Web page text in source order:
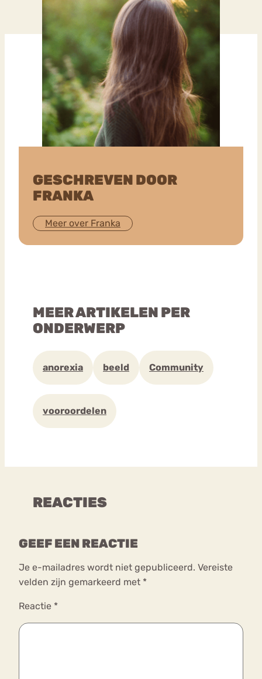
GESCHREVEN DOOR
FRANKA
Meer over Franka
MEER ARTIKELEN PER
ONDERWERP
anorexia beeld Community
vooroordelen
REACTIES
GEEF EEN REACTIE
Je e-mailadres wordt niet gepubliceerd. Vereiste
velden zijn gemarkeerd met *
Reactie *